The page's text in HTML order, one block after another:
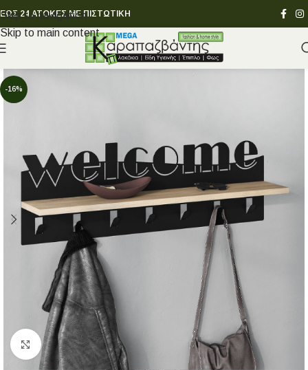
Skip to navigation
Skip to main content
ΕΩΣ 24 ΑΤΟΚΕΣ ΜΕ ΠΙΣΤΩΤΙΚΗ
-16%
Κλικ για μεγέθυνση